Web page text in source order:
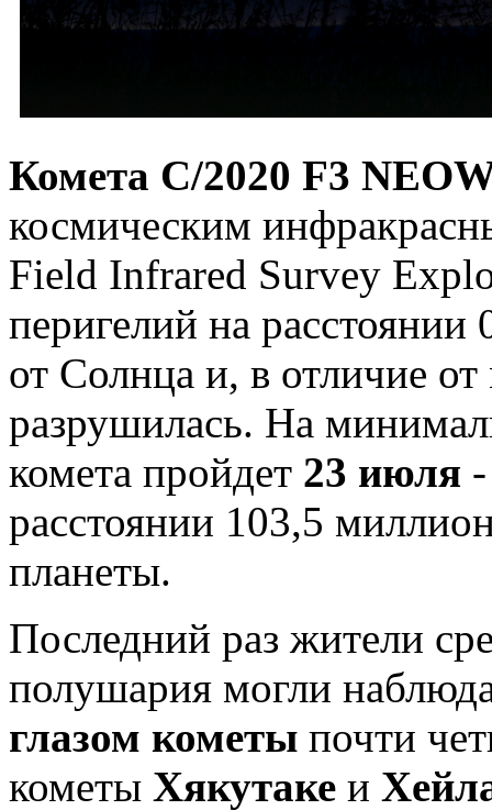
Комета C/2020 F3
космическим
Field Infrared Survey
перигелий на
от Солнца и, в отличие
разрушилась. На
комета пройдет 23 июля
расстоянии 103,5
планеты.
Последний раз жители
полушария могли
глазом кометы почти
кометы Хякутаке и